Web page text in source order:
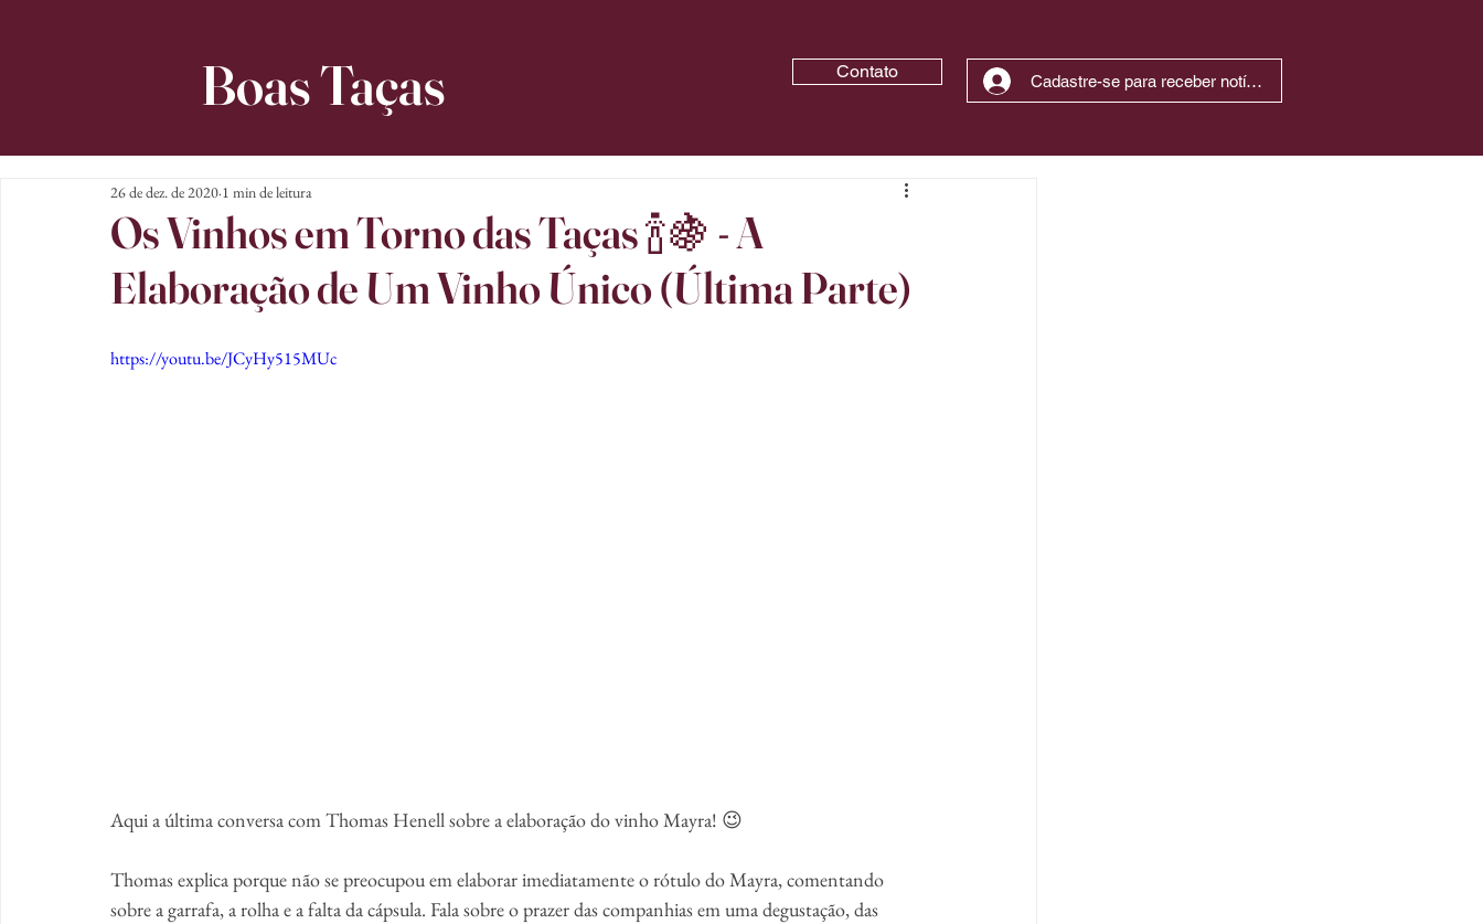
Boas Taças Contato Cadastre-se para receber notícias
Os Vinhos em Torno das Taças 🍾🍇 - A
Elaboração de Um Vinho Único (Última Parte)
26 de dez. de 2020 1 min de leitura
https://youtu.be/JCyHy515MUc
Aqui a última conversa com Thomas Henell sobre a elaboração do vinho Mayra! 😉
Thomas explica porque não se preocupou em elaborar imediatamente o rótulo do Mayra, comentando
sobre a garrafa, a rolha e a falta da cápsula. Fala sobre o prazer das companhias em uma degustação, das